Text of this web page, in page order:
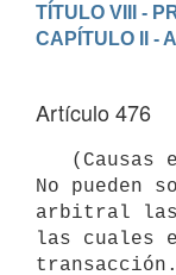
TÍTULO VIII -
Artículo 476
No pueden
arbitral las
las cuales